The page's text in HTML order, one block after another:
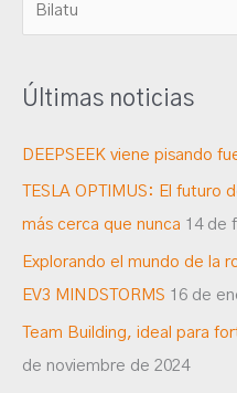
u
c
r
Últimas noticias
DEEPSEEK viene pisando
TESLA OPTIMUS: El
más cerca que nunca 14 de
Explorando el mundo de la
EV3 MINDSTORMS 16 de
Team Building, ideal para
de noviembre de 2024